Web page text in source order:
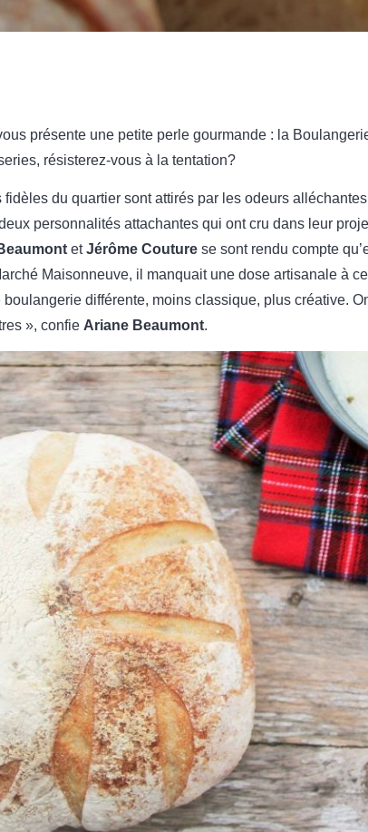
présente une petite perle gourmande : la
résisterez-vous à la tentation?
fidèles du quartier sont attirés par les odeurs
deux personnalités attachantes qui ont cru dans leur
etJérôme Couture se sont rendu compte
Maisonneuve, il manquait une dose artisanale à
différente, moins classique, plus créative.
», confie Ariane Beaumont.